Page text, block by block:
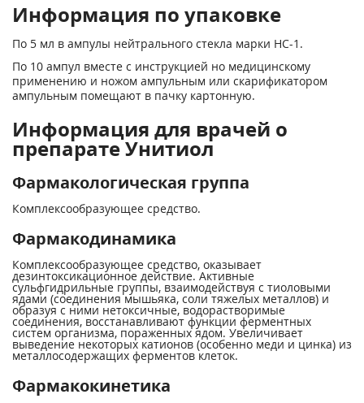
Информация по упаковке
По 5 мл в ампулы нейтрального стекла марки НС-1.
По 10 ампул вместе с инструкцией но медицинскому
применению и ножом ампульным или скарификатором
ампульным помещают в пачку картонную.
Информация для врачей о
препарате Унитиол
Фармакологическая группа
Комплексообразующее средство.
Фармакодинамика
Комплексообразующее средство, оказывает
дезинтоксикационное действие. Активные
сульфгидрильные группы, взаимодействуя с тиоловыми
ядами (соединения мышьяка, соли тяжелых металлов) и
образуя с ними нетоксичные, водорастворимые
соединения, восстанавливают функции ферментных
систем организма, пораженных ядом. Увеличивает
выведение некоторых катионов (особенно меди и цинка) из
металлосодержащих ферментов клеток.
Фармакокинетика